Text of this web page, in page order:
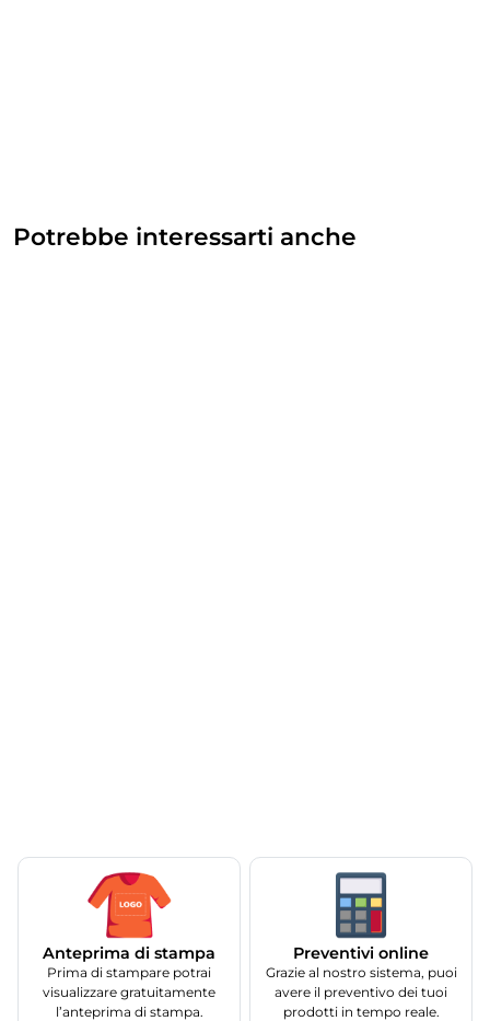
Potrebbe interessarti anche
Anteprima di stampa
Prima di stampare potrai
visualizzare gratuitamente
l’anteprima di stampa.
Preventivi online
Grazie al nostro sistema, puoi
avere il preventivo dei tuoi
prodotti in tempo reale.